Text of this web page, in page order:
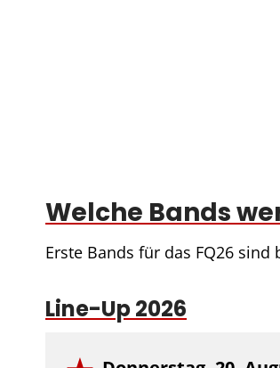
Welche Bands
Erste Bands für das FQ26 sind
Line-Up 2026